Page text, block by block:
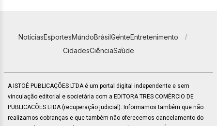
NotíciasEsportesMundoBrasilGenteEntretenimento
CidadesCiênciaSaúde
A ISTOÉ PUBLICAÇÕES LTDA é um portal digital independente e sem
vinculação editorial e societária com a EDITORA TRES COMÉRCIO DE
PUBLICACÕES LTDA (recuperação judicial). Informamos também que não
realizamos cobranças e que também não oferecemos cancelamento do